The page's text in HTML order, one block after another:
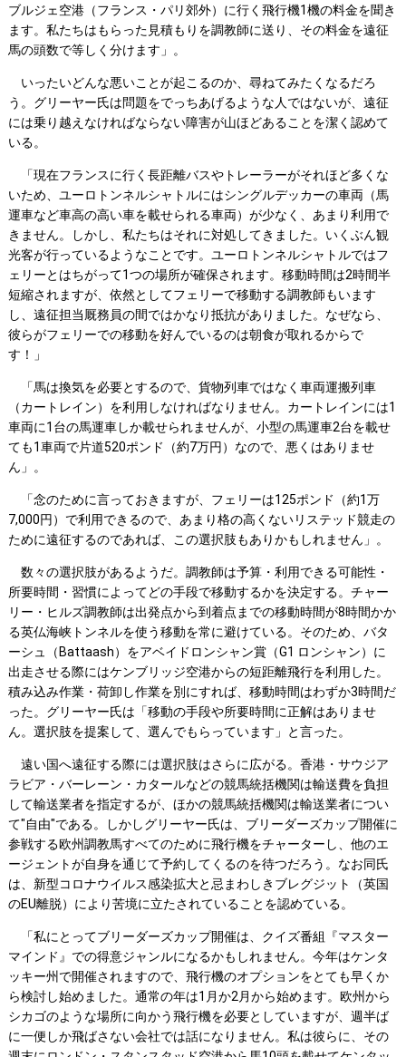
ブルジェ空港（フランス・パリ郊外）に行く飛行機1機の料金を聞き
ます。私たちはもらった見積もりを調教師に送り、その料金を遠征
馬の頭数で等しく分けます」。
いったいどんな悪いことが起こるのか、尋ねてみたくなるだろ
う。グリーヤー氏は問題をでっちあげるような人ではないが、遠征
には乗り越えなければならない障害が山ほどあることを潔く認めて
いる。
「現在フランスに行く長距離バスやトレーラーがそれほど多くな
いため、ユーロトンネルシャトルにはシングルデッカーの車両（馬
運車など車高の高い車を載せられる車両）が少なく、あまり利用で
きません。しかし、私たちはそれに対処してきました。いくぶん観
光客が行っているようなことです。ユーロトンネルシャトルではフ
ェリーとはちがって1つの場所が確保されます。移動時間は2時間半
短縮されますが、依然としてフェリーで移動する調教師もいます
し、遠征担当厩務員の間ではかなり抵抗がありました。なぜなら、
彼らがフェリーでの移動を好んでいるのは朝食が取れるからで
す！」
「馬は換気を必要とするので、貨物列車ではなく車両運搬列車
（カートレイン）を利用しなければなりません。カートレインには1
車両に1台の馬運車しか載せられませんが、小型の馬運車2台を載せ
ても1車両で片道520ポンド（約7万円）なので、悪くはありませ
ん」。
「念のために言っておきますが、フェリーは125ポンド（約1万
7,000円）で利用できるので、あまり格の高くないリステッド競走の
ために遠征するのであれば、この選択肢もありかもしれません」。
数々の選択肢があるようだ。調教師は予算・利用できる可能性・
所要時間・習慣によってどの手段で移動するかを決定する。チャー
リー・ヒルズ調教師は出発点から到着点までの移動時間が8時間かか
る英仏海峡トンネルを使う移動を常に避けている。そのため、バタ
ーシュ（Battaash）をアベイドロンシャン賞（G1 ロンシャン）に
出走させる際にはケンブリッジ空港からの短距離飛行を利用した。
積み込み作業・荷卸し作業を別にすれば、移動時間はわずか3時間だ
った。グリーヤー氏は「移動の手段や所要時間に正解はありませ
ん。選択肢を提案して、選んでもらっています」と言った。
遠い国へ遠征する際には選択肢はさらに広がる。香港・サウジア
ラビア・バーレーン・カタールなどの競馬統括機関は輸送費を負担
して輸送業者を指定するが、ほかの競馬統括機関は輸送業者につい
て"自由"である。しかしグリーヤー氏は、ブリーダーズカップ開催に
参戦する欧州調教馬すべてのために飛行機をチャーターし、他のエ
ージェントが自身を通じて予約してくるのを待つだろう。なお同氏
は、新型コロナウイルス感染拡大と忌まわしきブレグジット（英国
のEU離脱）により苦境に立たされていることを認めている。
「私にとってブリーダーズカップ開催は、クイズ番組『マスター
マインド』での得意ジャンルになるかもしれません。今年はケンタ
ッキー州で開催されますので、飛行機のオプションをとても早くか
ら検討し始めました。通常の年は1月か2月から始めます。欧州から
シカゴのような場所に向かう飛行機を必要としていますが、週半ば
に一便しか飛ばさない会社では話になりません。私は彼らに、その